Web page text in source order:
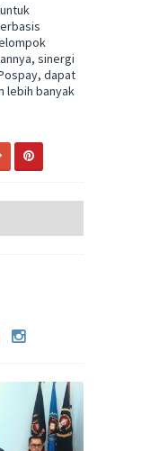
sinergi
dapat
lebih banyak